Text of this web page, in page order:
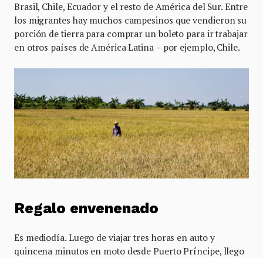
Brasil, Chile, Ecuador y el resto de América del Sur. Entre
los migrantes hay muchos campesinos que vendieron su
porción de tierra para comprar un boleto para ir trabajar
en otros países de América Latina – por ejemplo, Chile.
Regalo envenenado
Es mediodía. Luego de viajar tres horas en auto y
quincena minutos en moto desde Puerto Príncipe, llego